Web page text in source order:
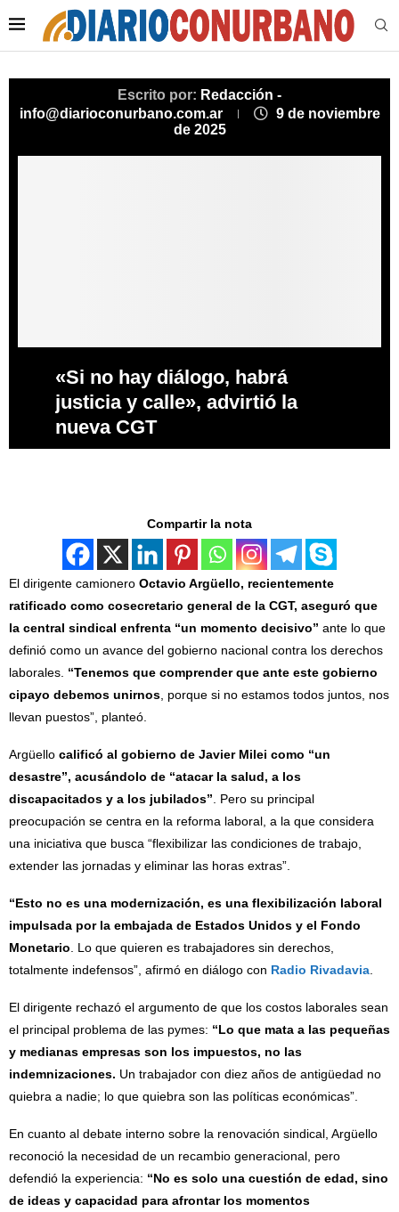
Escrito por: Redacción -
info@diarioconurbano.com.ar
9 de noviembre
de 2025
«Si no hay diálogo, habrá
justicia y calle», advirtió la
nueva CGT
Compartir la nota
El dirigente camionero Octavio Argüello, recientemente
ratificado como cosecretario general de la CGT, aseguró que
la central sindical enfrenta “un momento decisivo” ante lo que
definió como un avance del gobierno nacional contra los derechos
laborales. “Tenemos que comprender que ante este gobierno
cipayo debemos unirnos , porque si no estamos todos juntos, nos
llevan puestos”, planteó.
Argüello calificó al gobierno de Javier Milei como “un
desastre”, acusándolo de “atacar la salud, a los
discapacitados y a los jubilados” . Pero su principal
preocupación se centra en la reforma laboral, a la que considera
una iniciativa que busca “flexibilizar las condiciones de trabajo,
extender las jornadas y eliminar las horas extras”.
“Esto no es una modernización, es una flexibilización laboral
impulsada por la embajada de Estados Unidos y el Fondo
Monetario . Lo que quieren es trabajadores sin derechos,
totalmente indefensos”, afirmó en diálogo con Radio Rivadavia
El dirigente rechazó el argumento de que los costos laborales sean
el principal problema de las pymes: “Lo que mata a las pequeñas
y medianas empresas son los impuestos, no las
indemnizaciones. Un trabajador con diez años de antigüedad no
quiebra a nadie; lo que quiebra son las políticas económicas”.
En cuanto al debate interno sobre la renovación sindical, Argüello
reconoció la necesidad de un recambio generacional, pero
defendió la experiencia: “No es solo una cuestión de edad, sino
de ideas y capacidad para afrontar los momentos